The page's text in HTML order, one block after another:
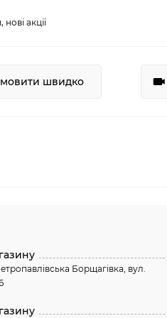
акції
швидко
Борщагівка, вул.